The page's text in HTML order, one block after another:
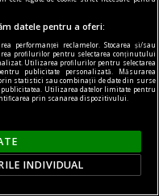
de transport
afectează
datele pentru a oferi:
performanței reclamelor. Stocarea și/sau
profilurilor pentru selectarea conținutului
Utilizarea profilurilor pentru selectarea
publicitate personalizată. Măsurarea
statistici sau combinații de date din surse
Utilizarea datelor limitate pentru
prin scanarea dispozitivului.
INDIVIDUAL